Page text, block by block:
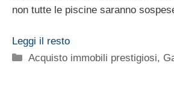
non tutte le piscine saranno
Leggi il resto
Categorie
Acquisto immobili prestigiosi,